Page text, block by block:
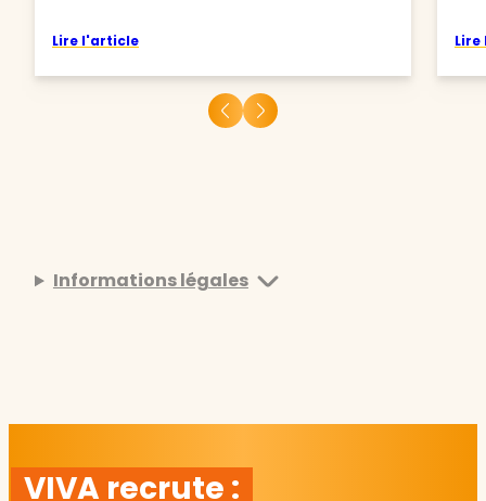
Lire l'article
Informations légales
VIVA recrute :